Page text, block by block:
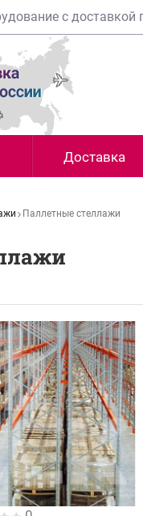
с доставкой
Доставка
Паллетные стеллажи